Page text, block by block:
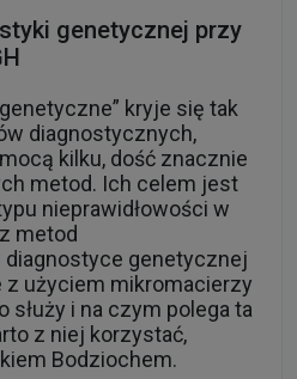
kryje się tak
diagnostycznych,
metod. Ich celem jest
nieprawidłowości w
metod
genetycznej
użyciem mikromacierzy
służy i na czym polega ta
z niej korzystać,
Bodziochem.
Czytaj dalej